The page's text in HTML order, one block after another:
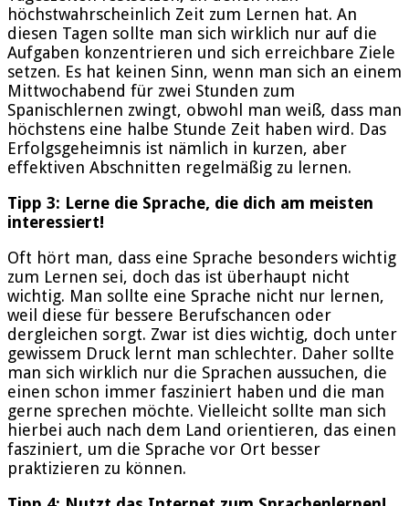
höchstwahrscheinlich Zeit zum Lernen hat. An
diesen Tagen sollte man sich wirklich nur auf die
Aufgaben konzentrieren und sich erreichbare Ziele
setzen. Es hat keinen Sinn, wenn man sich an einem
Mittwochabend für zwei Stunden zum
Spanischlernen zwingt, obwohl man weiß, dass man
höchstens eine halbe Stunde Zeit haben wird. Das
Erfolgsgeheimnis ist nämlich in kurzen, aber
effektiven Abschnitten regelmäßig zu lernen.
Tipp 3: Lerne die Sprache, die dich am meisten
interessiert!
Oft hört man, dass eine Sprache besonders wichtig
zum Lernen sei, doch das ist überhaupt nicht
wichtig. Man sollte eine Sprache nicht nur lernen,
weil diese für bessere Berufschancen oder
dergleichen sorgt. Zwar ist dies wichtig, doch unter
gewissem Druck lernt man schlechter. Daher sollte
man sich wirklich nur die Sprachen aussuchen, die
einen schon immer fasziniert haben und die man
gerne sprechen möchte. Vielleicht sollte man sich
hierbei auch nach dem Land orientieren, das einen
fasziniert, um die Sprache vor Ort besser
praktizieren zu können.